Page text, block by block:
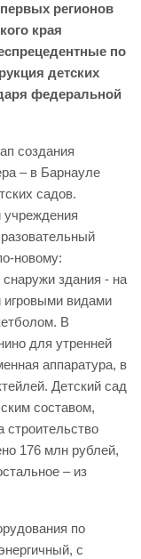
регионов
края
по
детских
федеральной
создания
– в Барнауле
садов.
учреждения
новому:
здания - на
игровыми видами
В
для утренней
аппаратура, в
Детский сад
составом,
строительство
176 млн рублей,
– из
по
с